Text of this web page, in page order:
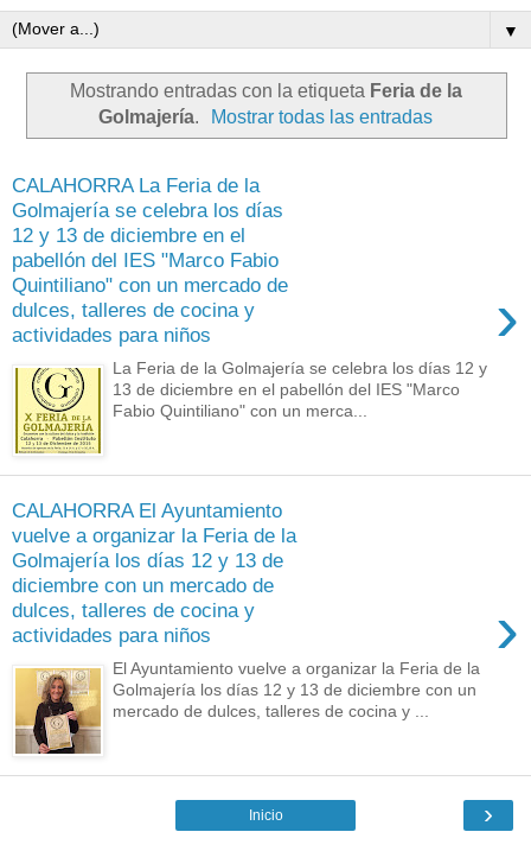
▼
Mostrando entradas con la etiqueta Feria de la
Golmajería. Mostrar todas las entradas
CALAHORRA La Feria de la
Golmajería se celebra los días
12 y 13 de diciembre en el
pabellón del IES "Marco Fabio
Quintiliano" con un mercado de
dulces, talleres de cocina y
actividades para niños
›
La Feria de la Golmajería se celebra los días 12 y
13 de diciembre en el pabellón del IES "Marco
Fabio Quintiliano" con un merca...
CALAHORRA El Ayuntamiento
vuelve a organizar la Feria de la
Golmajería los días 12 y 13 de
diciembre con un mercado de
dulces, talleres de cocina y
actividades para niños
›
El Ayuntamiento vuelve a organizar la Feria de la
Golmajería los días 12 y 13 de diciembre con un
mercado de dulces, talleres de cocina y ...
›
Inicio